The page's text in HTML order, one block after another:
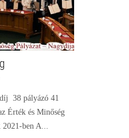
38 pályázó 41
Érték és Minőség
ben A...